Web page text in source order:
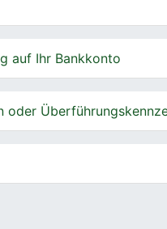
auf Ihr Bankkonto
oder